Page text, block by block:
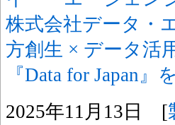
株式会社データ・
方創生 × データ活
『Data for Japan』
2025年11月13日 [